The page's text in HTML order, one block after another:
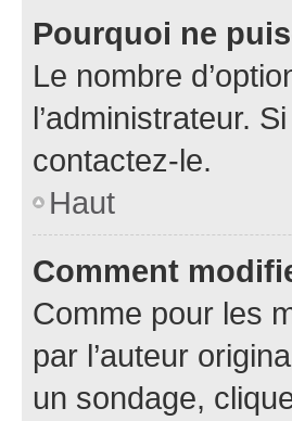
Pourquoi ne
Le nombre
l’administrateur.
contactez-le.
Haut
Comment
Comme pour les
par l’auteur
un sondage,